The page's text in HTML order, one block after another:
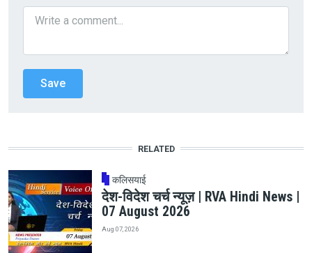
RELATED
कलिसयाई
देश-विदेश चर्च न्यूज़ | RVA Hindi News |
07 August 2026
Aug 07, 2026